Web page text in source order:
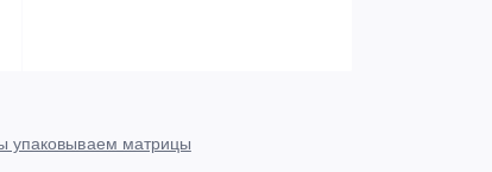
упаковываем матрицы